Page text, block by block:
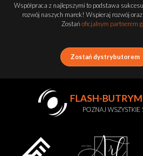
Współpraca z najlepszymi to podstawa
rozwój naszych marek! Wspieraj rozwój
Zostańoficjalnym partnerem
Zostań dystrybutorem
FLASH-BUTRYM
POZNAJ WSZYSTKIE